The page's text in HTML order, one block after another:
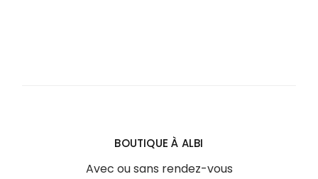
BOUTIQUE À ALBI
Avec ou sans rendez-vous